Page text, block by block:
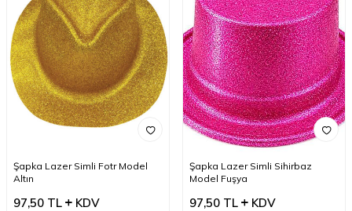
Şapka Lazer Simli Fotr Model
Altın
97,50 TL KDV
Şapka Lazer Simli Sihirbaz
Model Fuşya
97,50 TL KDV